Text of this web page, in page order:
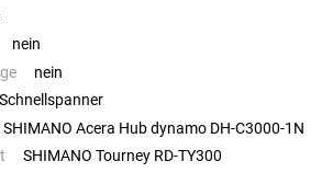
nein
nein
Schnellspanner
SHIMANO Acera Hub dynamo DH-C3000-1N
SHIMANO Tourney RD-TY300